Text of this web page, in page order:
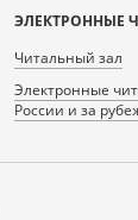
ЭЛЕКТРОННЫЕ
Читальный зал
Электронные
России и за